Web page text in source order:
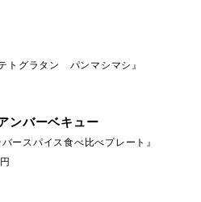
トグラタン パンマシマシ』
ンバーベキュー
ースパイス食べ比べプレート』